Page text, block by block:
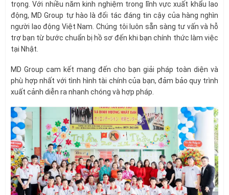
trọng. Với nhiều năm kinh nghiệm trong lĩnh vực xuất khẩu lao
động, MD Group tự hào là đối tác đáng tin cậy của hàng nghìn
người lao động Việt Nam. Chúng tôi luôn sẵn sàng tư vấn và hỗ
trợ bạn từ bước chuẩn bị hồ sơ đến khi bạn chính thức làm việc
tại Nhật.
MD Group cam kết mang đến cho bạn giải pháp toàn diện và
phù hợp nhất với tình hình tài chính của bạn, đảm bảo quy trình
xuất cảnh diễn ra nhanh chóng và hợp pháp.